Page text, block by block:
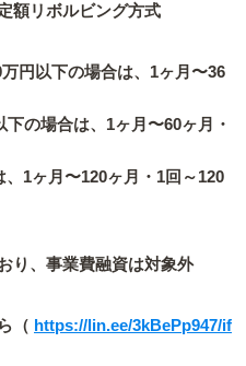
額リボルビング方式
円以下の場合は、1ヶ月〜36
の場合は、1ヶ月〜60ヶ月・
1ヶ月〜120ヶ月・1回～120
り、事業費融資は対象外
（ https://lin.ee/3kBePp947/if